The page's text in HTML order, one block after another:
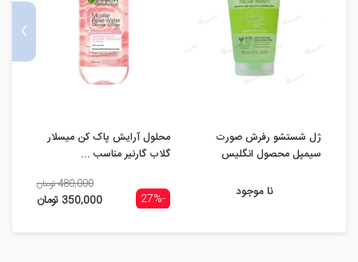
ژل شستشو رفرش صورت
سیمپل محصول انگلیس
نا موجود
محلول آرایش پاک کن میسلار
گلاب گارنیر مناسب ...
-27%
480,000 تومان
350,000 تومان
›